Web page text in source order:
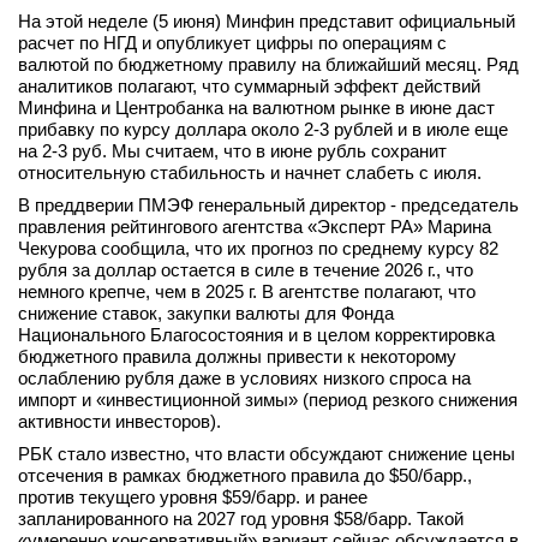
На этой неделе (5 июня) Минфин представит официальный
расчет по НГД и опубликует цифры по операциям с
валютой по бюджетному правилу на ближайший месяц. Ряд
аналитиков полагают, что суммарный эффект действий
Минфина и Центробанка на валютном рынке в июне даст
прибавку по курсу доллара около 2-3 рублей и в июле еще
на 2-3 руб. Мы считаем, что в июне рубль сохранит
относительную стабильность и начнет слабеть с июля.
В преддверии ПМЭФ генеральный директор - председатель
правления рейтингового агентства «Эксперт РА» Марина
Чекурова сообщила, что их прогноз по среднему курсу 82
рубля за доллар остается в силе в течение 2026 г., что
немного крепче, чем в 2025 г. В агентстве полагают, что
снижение ставок, закупки валюты для Фонда
Национального Благосостояния и в целом корректировка
бюджетного правила должны привести к некоторому
ослаблению рубля даже в условиях низкого спроса на
импорт и «инвестиционной зимы» (период резкого снижения
активности инвесторов).
РБК стало известно, что власти обсуждают снижение цены
отсечения в рамках бюджетного правила до $50/барр.,
против текущего уровня $59/барр. и ранее
запланированного на 2027 год уровня $58/барр. Такой